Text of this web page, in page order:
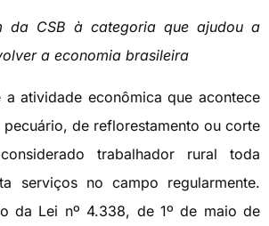
da CSB à categoria que ajudou a
a economia brasileira
a atividade econômica que acontece
de reflorestamento ou corte
trabalhador rural toda
serviços no campo regularmente.
da Lei nº 4.338, de 1º de maio de